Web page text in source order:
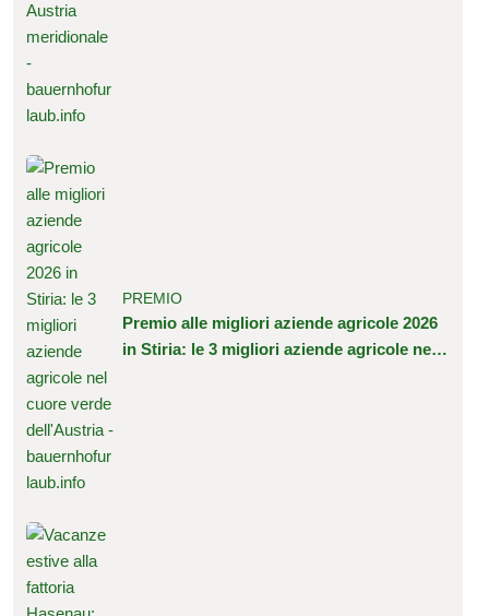
PREMIO
Premio alle migliori aziende agricole 2026
in Stiria: le 3 migliori aziende agricole nel